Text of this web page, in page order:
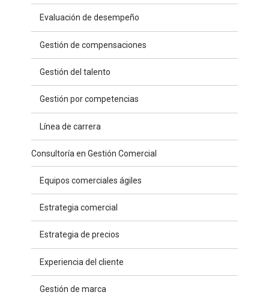
Evaluación de desempeño
Gestión de compensaciones
Gestión del talento
Gestión por competencias
Línea de carrera
Consultoría en Gestión Comercial
Equipos comerciales ágiles
Estrategia comercial
Estrategia de precios
Experiencia del cliente
Gestión de marca